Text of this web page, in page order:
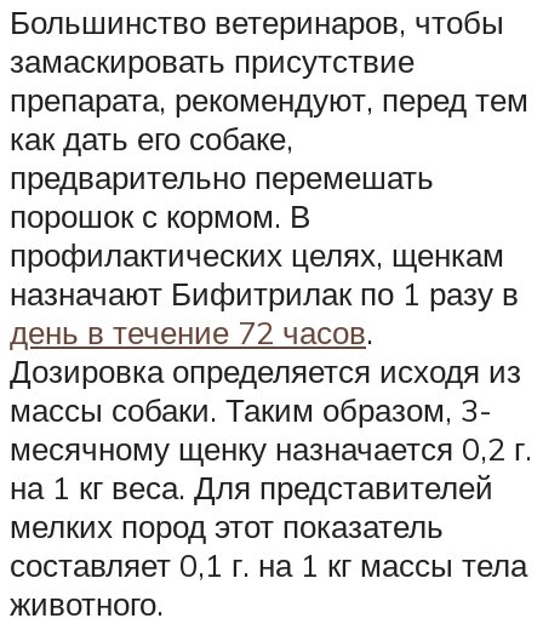
Большинство ветеринаров, чтобы
замаскировать присутствие
препарата, рекомендуют, перед тем
как дать его собаке,
предварительно перемешать
порошок с кормом. В
профилактических целях, щенкам
назначают Бифитрилак по 1 разу в
день в течение 72 часов.
Дозировка определяется исходя из
массы собаки. Таким образом, 3-
месячному щенку назначается 0,2 г.
на 1 кг веса. Для представителей
мелких пород этот показатель
составляет 0,1 г. на 1 кг массы тела
животного.